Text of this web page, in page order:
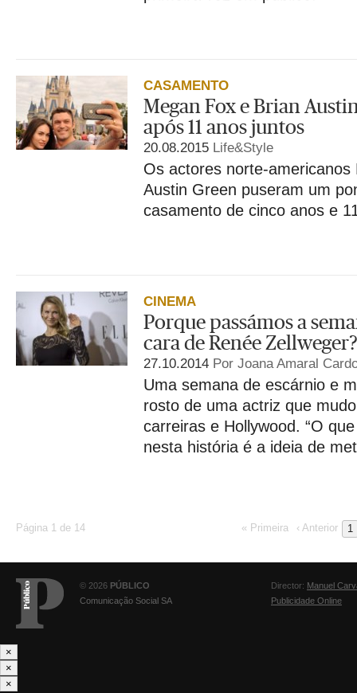
CASAMENTO
Megan Fox e Brian
após 11 anos juntos
20.08.2015 Life&Style
Os actores norte-americanos
Austin Green puseram um
casamento de cinco anos e
CINEMA
Porque passámos a
cara de Renée Zellweger?
27.10.2014 Por Joana Amaral
Uma semana de escárnio e
rosto de uma actriz que
carreiras e Hollywood. “O
nesta história é a ideia de
Página 1 de 14 « Primeira ‹ Anterior 1
© 2026 PÚBLICO
Comunicação Social SA
Director: Manuel
Publicidade Online
×
×
×